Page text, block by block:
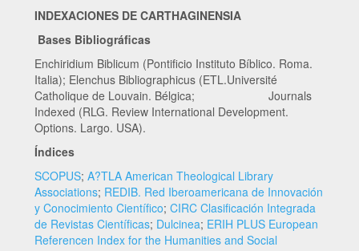
INDEXACIONES DE CARTHAGINENSIA
Bases Bibliográficas
Enchiridium Biblicum (Pontificio Instituto Bíblico. Roma.
Italia); Elenchus Bibliographicus (ETL.Université
Catholique de Louvain. Bélgica; Journals
Indexed (RLG. Review International Development.
Options. Largo. USA).
Índices
SCOPUS; A?TLA American Theological Library
Associations; REDIB. Red Iberoamericana de Innovación
y Conocimiento Científico; CIRC Clasificación Integrada
de Revistas Científicas; Dulcinea; ERIH PLUS European
Referencen Index for the Humanities and Social